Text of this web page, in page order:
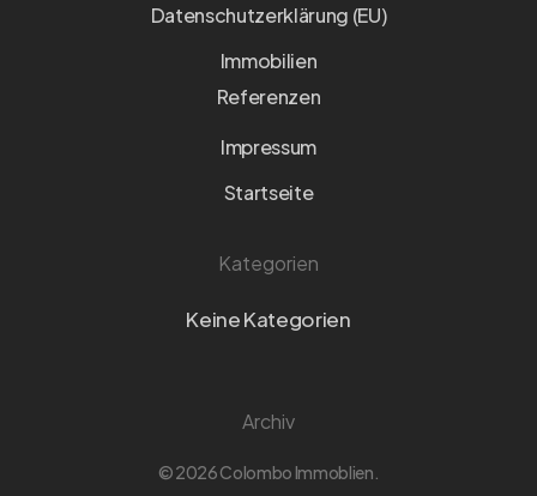
Datenschutzerklärung (EU)
Immobilien
Referenzen
Impressum
Startseite
Kategorien
Keine Kategorien
Archiv
© 2026 Colombo Immoblien.